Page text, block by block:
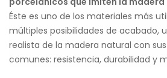
Éste es uno de los materiales más
múltiples posibilidades de acabado,
realista de la madera natural con
comunes: resistencia, durabilidad y